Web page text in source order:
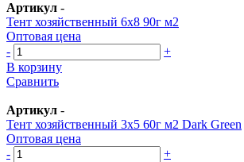
Артикул -
Тент хозяйственный 6х8 90г м2
Оптовая цена
-
+
В корзину
Сравнить
Артикул -
Тент хозяйственный 3х5 60г м2 Dark Green
Оптовая цена
-
+